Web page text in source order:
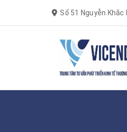
Số 51 Nguyễn Khắc